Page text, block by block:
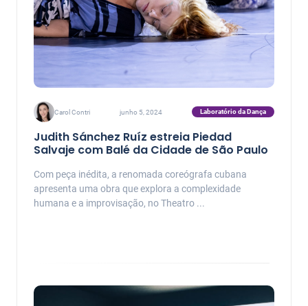
Carol Contri junho 5, 2024 Laboratório da Dança
Judith Sánchez Ruíz estreia Piedad
Salvaje com Balé da Cidade de São Paulo
Com peça inédita, a renomada coreógrafa cubana
apresenta uma obra que explora a complexidade
humana e a improvisação, no Theatro ...